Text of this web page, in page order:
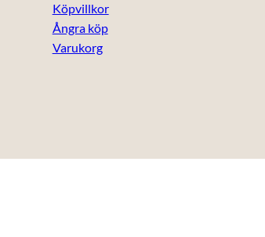
Köpvillkor
Ångra köp
Varukorg